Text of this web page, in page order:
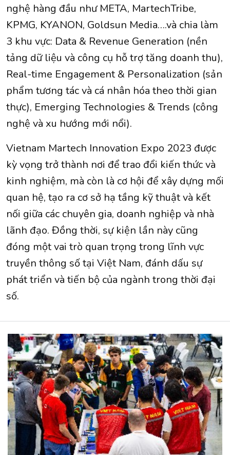
nghệ hàng đầu như META, MartechTribe,
KPMG, KYANON, Goldsun Media….và chia làm
3 khu vực: Data & Revenue Generation (nền
tảng dữ liệu và công cụ hỗ trợ tăng doanh thu),
Real-time Engagement & Personalization (sản
phẩm tương tác và cá nhân hóa theo thời gian
thực), Emerging Technologies & Trends (công
nghệ và xu hướng mới nổi).
Vietnam Martech Innovation Expo 2023 được
kỳ vọng trở thành nơi để trao đổi kiến thức và
kinh nghiệm, mà còn là cơ hội để xây dựng mối
quan hệ, tạo ra cơ sở hạ tầng kỹ thuật và kết
nối giữa các chuyên gia, doanh nghiệp và nhà
lãnh đạo. Đồng thời, sự kiện lần này cũng
đóng một vai trò quan trọng trong lĩnh vực
truyền thông số tại Việt Nam, đánh dấu sự
phát triển và tiến bộ của ngành trong thời đại
số.